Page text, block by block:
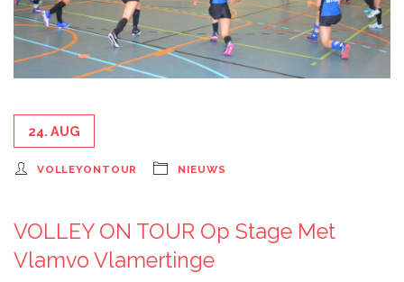
24. AUG
VOLLEYONTOUR NIEUWS
VOLLEY ON TOUR Op Stage Met
Vlamvo Vlamertinge